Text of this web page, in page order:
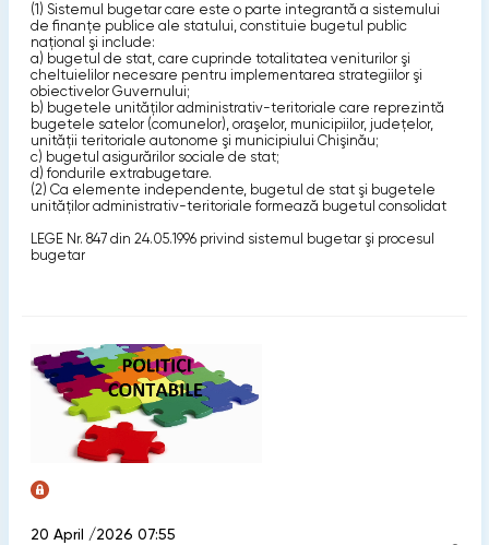
(1) Sistemul bugetar care este o parte integrantă a sistemului
de finanţe publice ale statului, constituie bugetul public
naţional şi include:
a) bugetul de stat, care cuprinde totalitatea veniturilor şi
cheltuielilor necesare pentru implementarea strategiilor şi
obiectivelor Guvernului;
b) bugetele unităţilor administrativ-teritoriale care reprezintă
bugetele satelor (comunelor), oraşelor, municipiilor, judeţelor,
unităţii teritoriale autonome şi municipiului Chişinău;
c) bugetul asigurărilor sociale de stat;
d) fondurile extrabugetare.
(2) Ca elemente independente, bugetul de stat şi bugetele
unităţilor administrativ-teritoriale formează bugetul consolidat
LEGE Nr. 847 din 24.05.1996 privind sistemul bugetar şi procesul
bugetar
20 April /2026 07:55